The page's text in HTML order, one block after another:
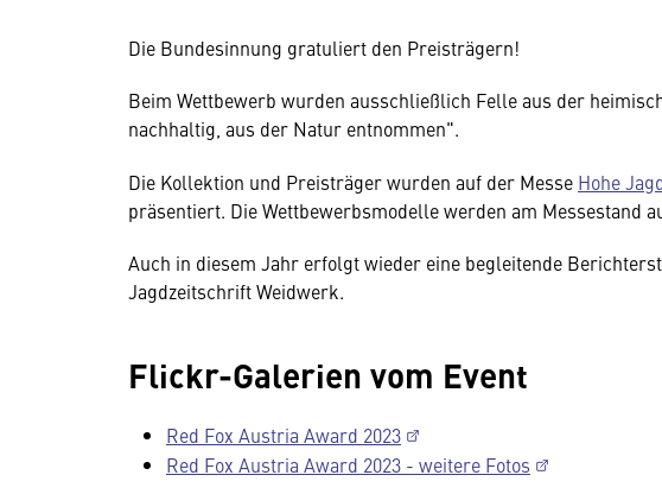
Die Bundesinnung gratuliert den Preisträgern!
Beim Wettbewerb wurden ausschließlich Felle aus der
nachhaltig, aus der Natur entnommen".
Die Kollektion und Preisträger wurden auf der Messe Hohe
präsentiert. Die Wettbewerbsmodelle werden am Messestand
Auch in diesem Jahr erfolgt wieder eine begleitende
Jagdzeitschrift Weidwerk.
Flickr-Galerien vom Event
Red Fox Austria Award 2023
Red Fox Austria Award 2023 - weitere Fotos